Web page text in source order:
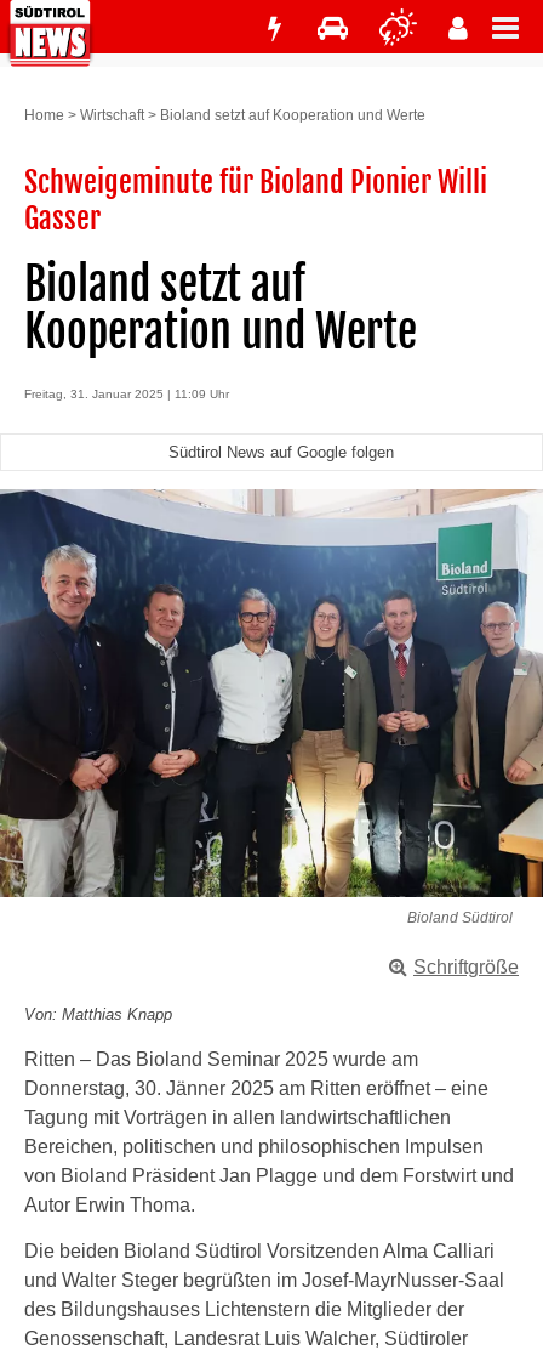
Home > Wirtschaft> Bioland setzt auf Kooperation und Werte
Schweigeminute für Bioland Pionier Willi
Gasser
Bioland setzt auf
Kooperation und Werte
Freitag, 31. Januar 2025 | 11:09 Uhr
Südtirol News auf Google folgen
Bioland Südtirol
Schriftgröße
Von: Matthias Knapp
Ritten – Das Bioland Seminar 2025 wurde am
Donnerstag, 30. Jänner 2025 am Ritten eröffnet – eine
Tagung mit Vorträgen in allen landwirtschaftlichen
Bereichen, politischen und philosophischen Impulsen
von Bioland Präsident Jan Plagge und dem Forstwirt und
Autor Erwin Thoma.
Die beiden Bioland Südtirol Vorsitzenden Alma Calliari
und Walter Steger begrüßten im Josef-MayrNusser-Saal
des Bildungshauses Lichtenstern die Mitglieder der
Genossenschaft, Landesrat Luis Walcher, Südtiroler